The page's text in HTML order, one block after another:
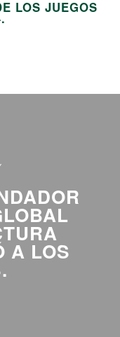
LOS JUEGOS
A LOS